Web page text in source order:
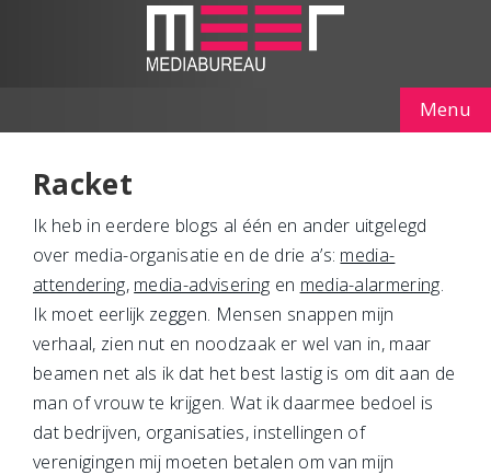
Menu
Racket
Ik heb in eerdere blogs al één en ander uitgelegd
over media-organisatie en de drie a’s: media-
attendering, media-advisering en media-alarmering.
Ik moet eerlijk zeggen. Mensen snappen mijn
verhaal, zien nut en noodzaak er wel van in, maar
beamen net als ik dat het best lastig is om dit aan de
man of vrouw te krijgen. Wat ik daarmee bedoel is
dat bedrijven, organisaties, instellingen of
verenigingen mij moeten betalen om van mijn